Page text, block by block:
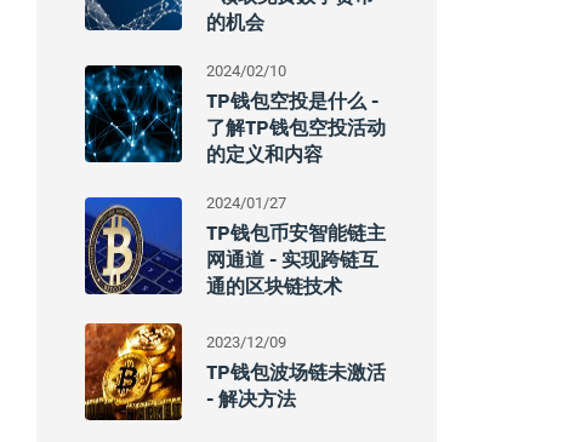
的机会
2024/02/10
TP钱包空投是什么 -
了解TP钱包空投活动
的定义和内容
2024/01/27
TP钱包币安智能链主
网通道 - 实现跨链互
通的区块链技术
2023/12/09
TP钱包波场链未激活
- 解决方法